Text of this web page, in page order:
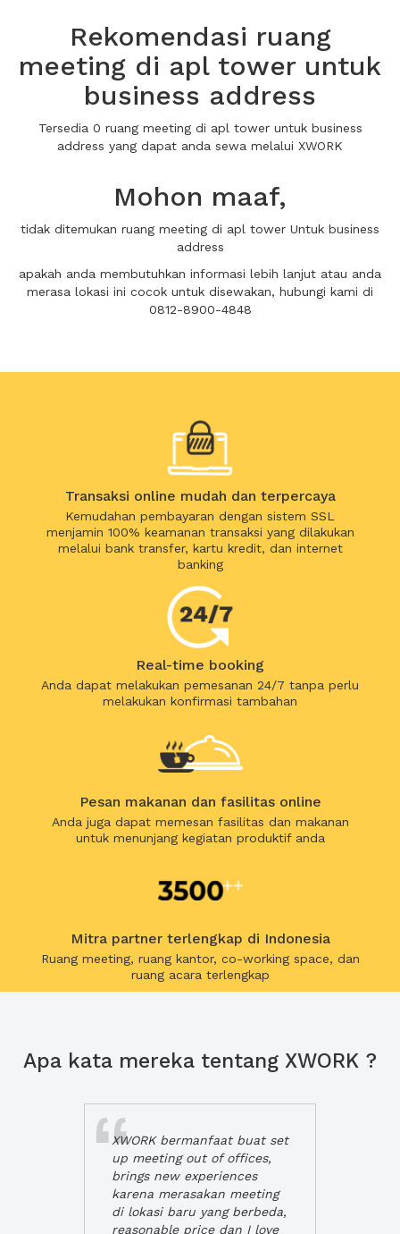
Rekomendasi ruang
meeting di apl tower untuk
business address
Tersedia 0 ruang meeting di apl tower untuk business
address yang dapat anda sewa melalui XWORK
Mohon maaf,
tidak ditemukan ruang meeting di apl tower Untuk business
address
apakah anda membutuhkan informasi lebih lanjut atau anda
merasa lokasi ini cocok untuk disewakan, hubungi kami di
0812-8900-4848
Transaksi online mudah dan terpercaya
Kemudahan pembayaran dengan sistem SSL
menjamin 100% keamanan transaksi yang dilakukan
melalui bank transfer, kartu kredit, dan internet
banking
Real-time booking
Anda dapat melakukan pemesanan 24/7 tanpa perlu
melakukan konfirmasi tambahan
Pesan makanan dan fasilitas online
Anda juga dapat memesan fasilitas dan makanan
untuk menunjang kegiatan produktif anda
Mitra partner terlengkap di Indonesia
Ruang meeting, ruang kantor, co-working space, dan
ruang acara terlengkap
Apa kata mereka tentang XWORK ?
XWORK bermanfaat buat set
up meeting out of offices,
brings new experiences
karena merasakan meeting
di lokasi baru yang berbeda,
reasonable price dan I love